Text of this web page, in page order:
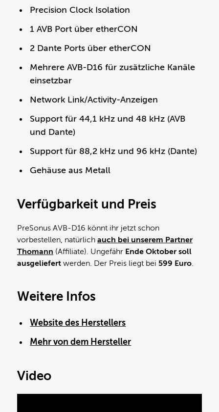
Precision Clock Isolation
1 AVB Port über etherCON
2 Dante Ports über etherCON
Mehrere AVB-D16 für zusätzliche Kanäle
einsetzbar
Network Link/Activity-Anzeigen
Support für 44,1 kHz und 48 kHz (AVB
und Dante)
Support für 88,2 kHz und 96 kHz (Dante)
Gehäuse aus Metall
Verfügbarkeit und Preis
PreSonus AVB-D16 könnt ihr jetzt schon
vorbestellen, natürlich auch bei unserem Partner
Thomann (Affiliate). Ungefähr Ende Oktober soll
ausgeliefert werden. Der Preis liegt bei 599 Euro
Weitere Infos
Website des Herstellers
Mehr von dem Hersteller
Video